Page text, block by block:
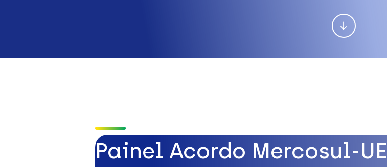
Painel Acordo Mercosul-UE